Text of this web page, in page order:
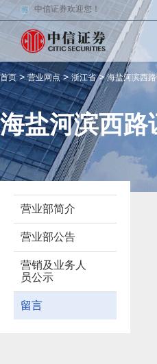
中信证券欢迎您！
首页>营业网点>浙江省>海盐河滨西
海盐河滨西路
营业部简介
营业部公告
营销及业务人
员公示
留言